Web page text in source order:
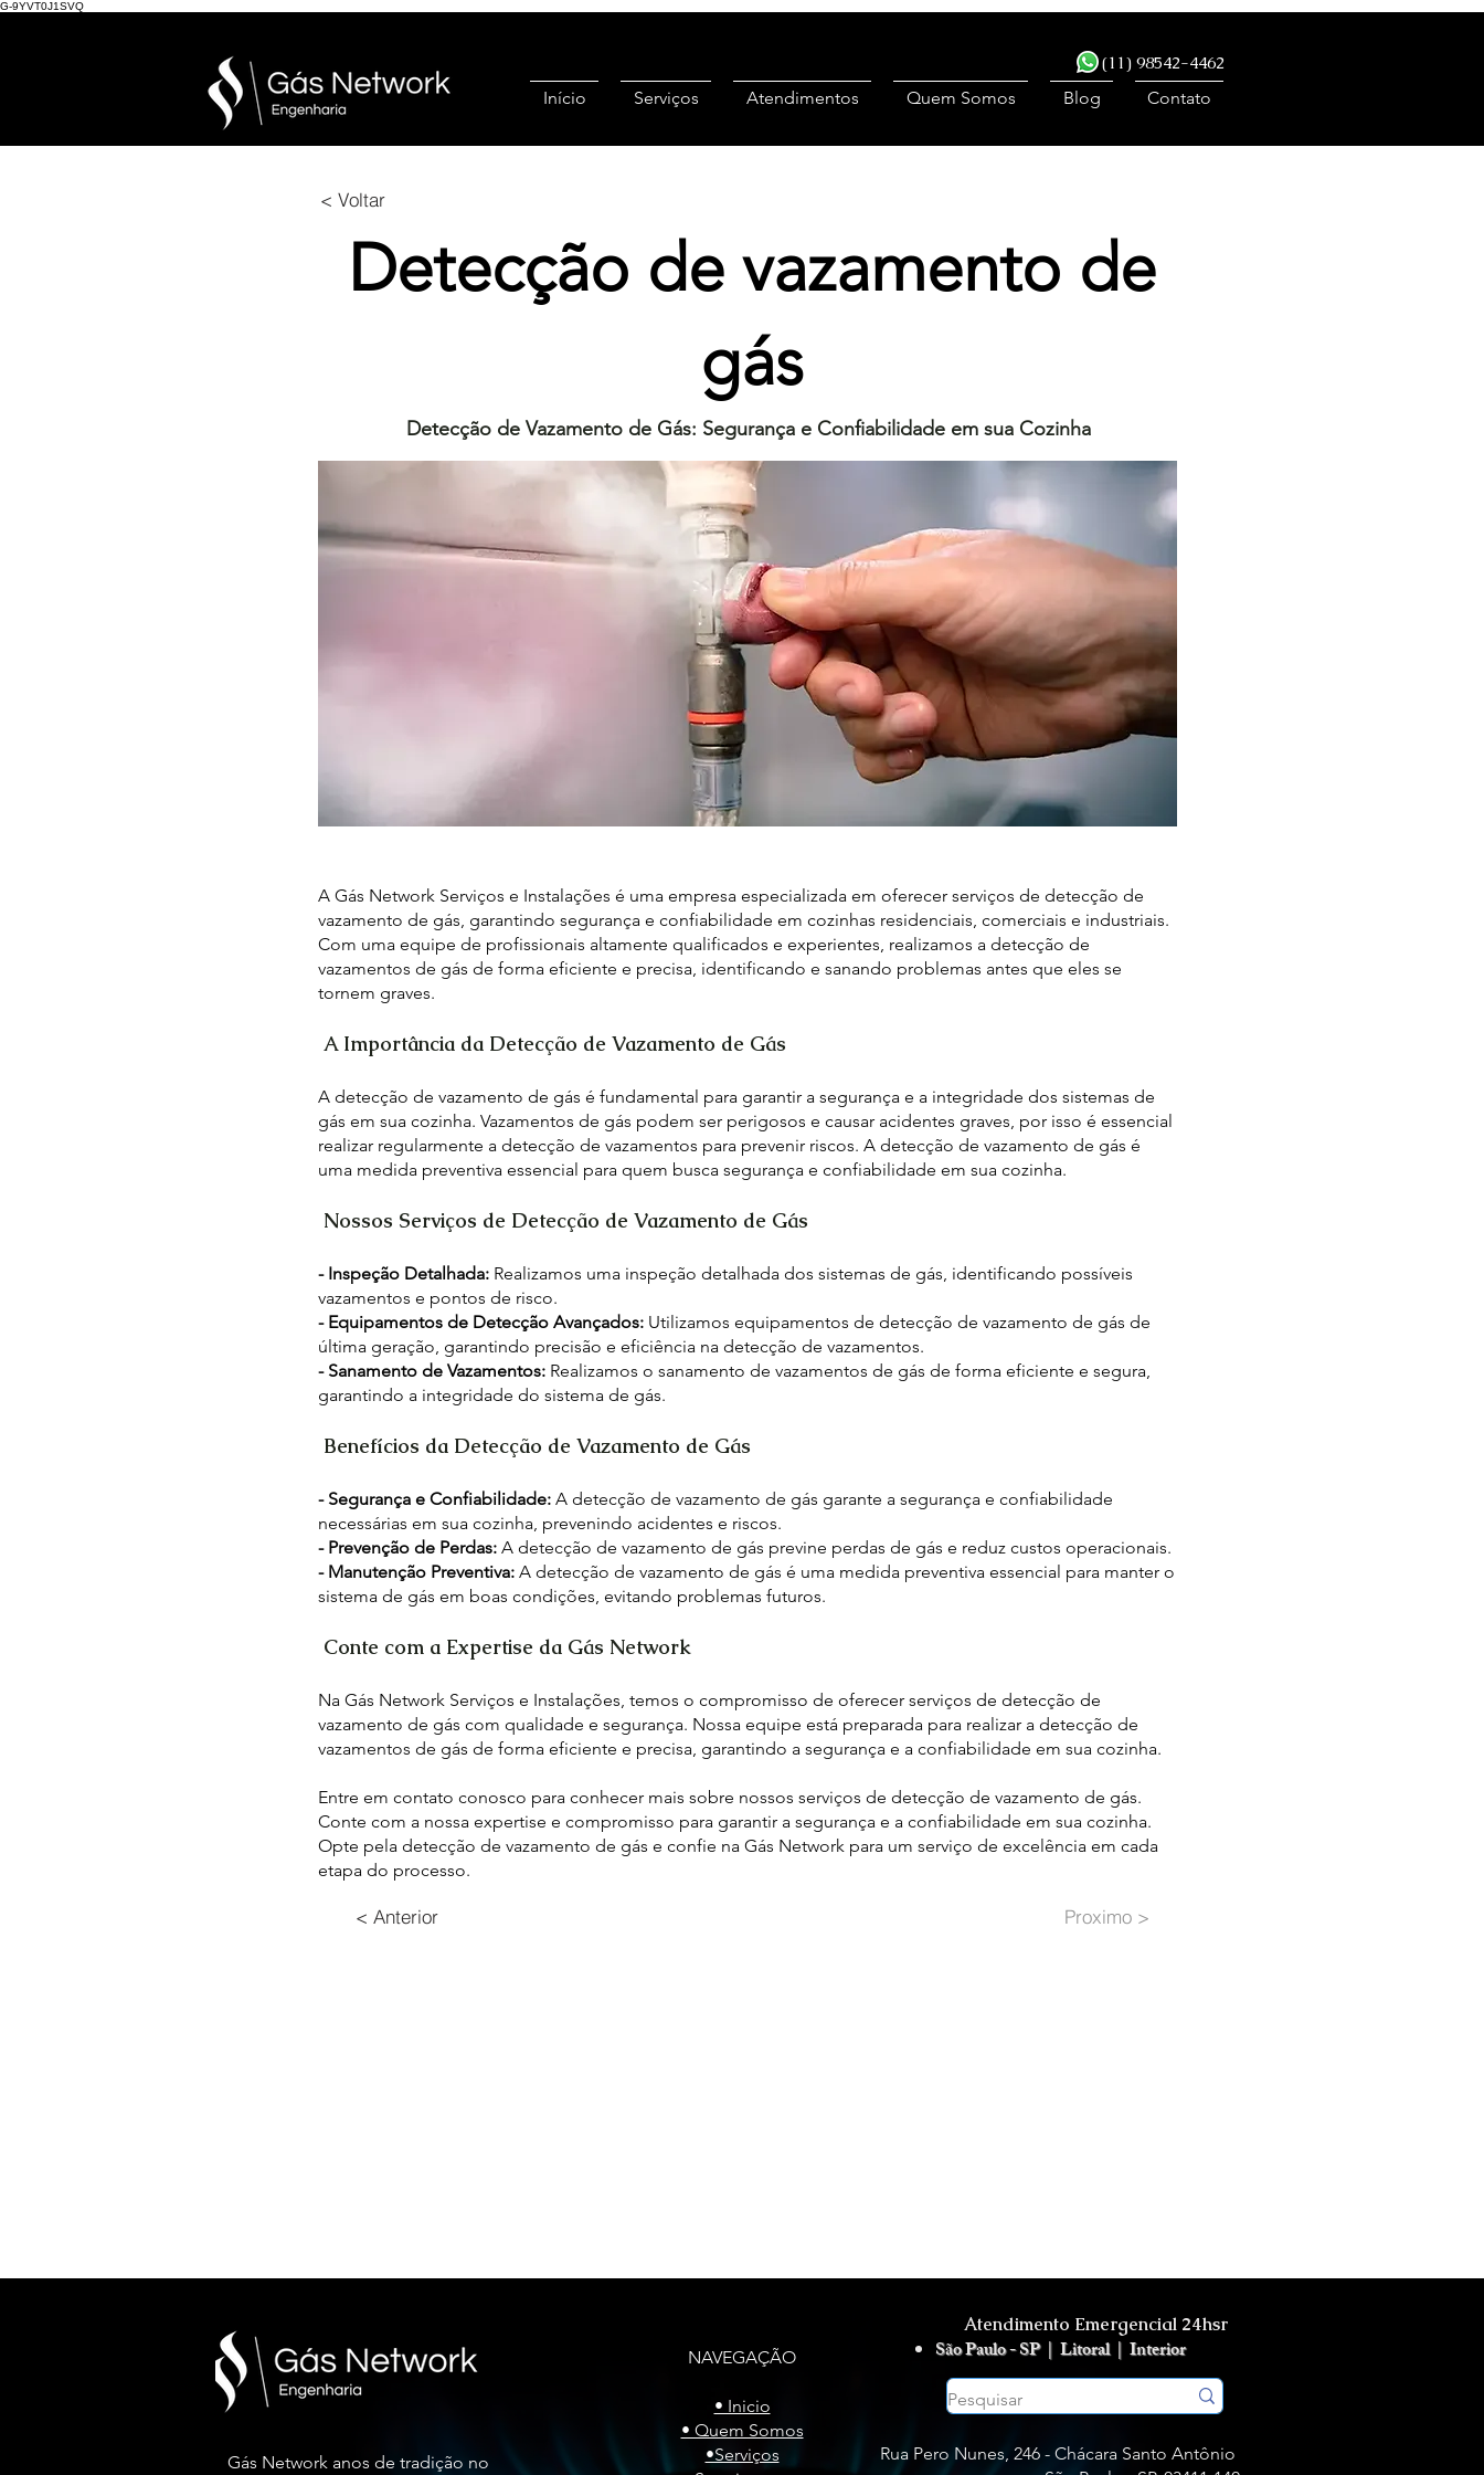
G-9YVT0J1SVQ
(11) 98542-4462
Início
Serviços Atendimentos Quem Somos Blog Contato
< Voltar
Detecção de vazamento de
gás
Detecção de Vazamento de Gás: Segurança e Confiabilidade em sua Cozinha
A Gás Network Serviços e Instalações é uma empresa especializada em oferecer serviços de detecção de
vazamento de gás, garantindo segurança e confiabilidade em cozinhas residenciais, comerciais e industriais.
Com uma equipe de profissionais altamente qualificados e experientes, realizamos a detecção de
vazamentos de gás de forma eficiente e precisa, identificando e sanando problemas antes que eles se
tornem graves.
A Importância da Detecção de Vazamento de Gás
A detecção de vazamento de gás é fundamental para garantir a segurança e a integridade dos sistemas de
gás em sua cozinha. Vazamentos de gás podem ser perigosos e causar acidentes graves, por isso é essencial
realizar regularmente a detecção de vazamentos para prevenir riscos. A detecção de vazamento de gás é
uma medida preventiva essencial para quem busca segurança e confiabilidade em sua cozinha.
Nossos Serviços de Detecção de Vazamento de Gás
- Inspeção Detalhada: Realizamos uma inspeção detalhada dos sistemas de gás, identificando possíveis
vazamentos e pontos de risco.
- Equipamentos de Detecção Avançados: Utilizamos equipamentos de detecção de vazamento de gás de
última geração, garantindo precisão e eficiência na detecção de vazamentos.
- Sanamento de Vazamentos: Realizamos o sanamento de vazamentos de gás de forma eficiente e segura,
garantindo a integridade do sistema de gás.
Benefícios da Detecção de Vazamento de Gás
- Segurança e Confiabilidade: A detecção de vazamento de gás garante a segurança e confiabilidade
necessárias em sua cozinha, prevenindo acidentes e riscos.
- Prevenção de Perdas: A detecção de vazamento de gás previne perdas de gás e reduz custos operacionais.
- Manutenção Preventiva: A detecção de vazamento de gás é uma medida preventiva essencial para manter o
sistema de gás em boas condições, evitando problemas futuros.
Conte com a Expertise da Gás Network
Na Gás Network Serviços e Instalações, temos o compromisso de oferecer serviços de detecção de
vazamento de gás com qualidade e segurança. Nossa equipe está preparada para realizar a detecção de
vazamentos de gás de forma eficiente e precisa, garantindo a segurança e a confiabilidade em sua cozinha.
Entre em contato conosco para conhecer mais sobre nossos serviços de detecção de vazamento de gás.
Conte com a nossa expertise e compromisso para garantir a segurança e a confiabilidade em sua cozinha.
Opte pela detecção de vazamento de gás e confie na Gás Network para um serviço de excelência em cada
etapa do processo.
< Anterior Proximo >
Gás Network anos de tradição no
NAVEGAÇÃO
• Inicio
• Quem Somos
•Serviços
Atendimento Emergencial 24hsr
São Paulo - SP | Litoral | Interior
Rua Pero Nunes, 246 - Chácara Santo Antônio